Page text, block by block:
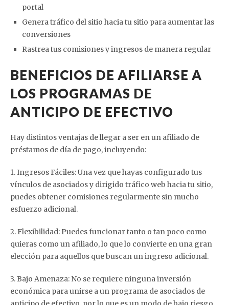
portal
Genera tráfico del sitio hacia tu sitio para aumentar las
conversiones
Rastrea tus comisiones y ingresos de manera regular
BENEFICIOS DE AFILIARSE A
LOS PROGRAMAS DE
ANTICIPO DE EFECTIVO
Hay distintos ventajas de llegar a ser en un afiliado de
préstamos de día de pago, incluyendo:
1. Ingresos Fáciles: Una vez que hayas configurado tus
vínculos de asociados y dirigido tráfico web hacia tu sitio,
puedes obtener comisiones regularmente sin mucho
esfuerzo adicional.
2. Flexibilidad: Puedes funcionar tanto o tan poco como
quieras como un afiliado, lo que lo convierte en una gran
elección para aquellos que buscan un ingreso adicional.
3. Bajo Amenaza: No se requiere ninguna inversión
económica para unirse a un programa de asociados de